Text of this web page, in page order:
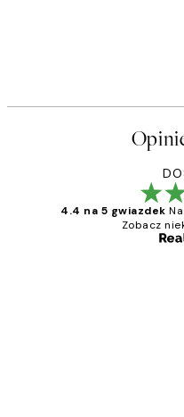
4.4 na 5 gwiazdek
Zobacz